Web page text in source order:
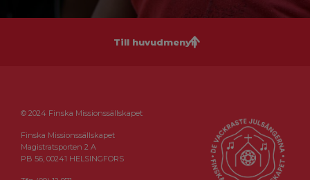
Till huvudmenyn
© 2024 Finska Missionssällskapet
Finska Missionssällskapet
Magistratsporten 2 A
PB 56, 00241 HELSINGFORS